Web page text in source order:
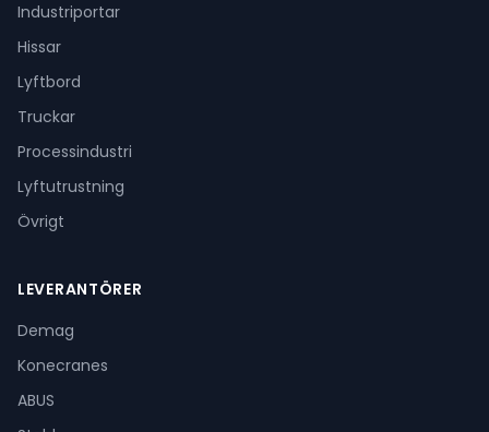
Industriportar
Hissar
Lyftbord
Truckar
Processindustri
Lyftutrustning
Övrigt
LEVERANTÖRER
Demag
Konecranes
ABUS